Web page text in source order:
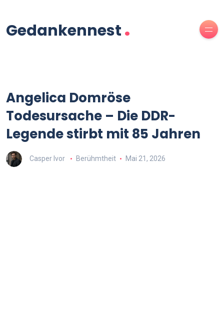
Gedankennest.
Angelica Domröse
Todesursache – Die DDR-
Legende stirbt mit 85 Jahren
Casper Ivor Berühmtheit Mai 21, 2026